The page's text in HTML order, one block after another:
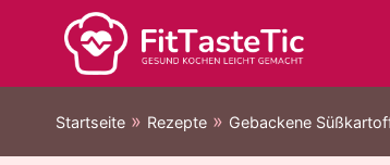
springen
Startseite » Rezepte » Gebackene